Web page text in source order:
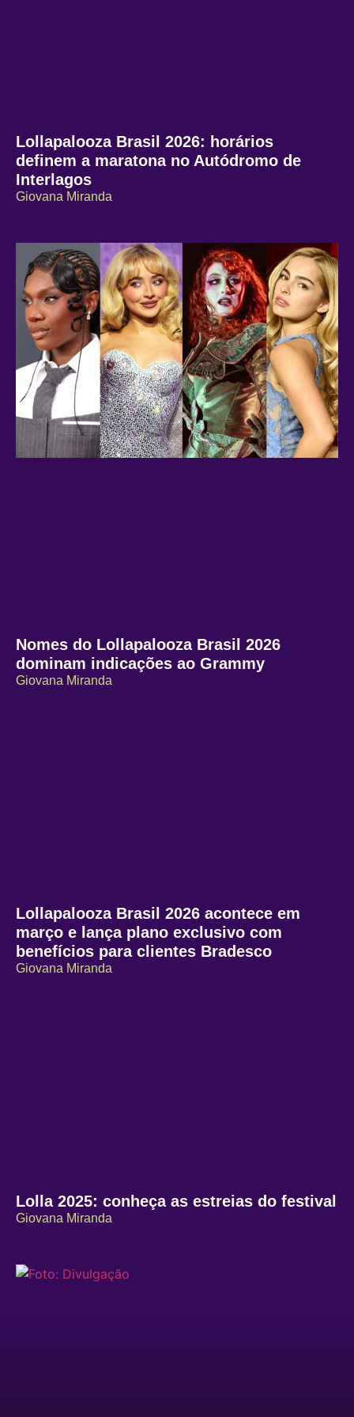
Lollapalooza Brasil 2026: horários
definem a maratona no Autódromo de
Interlagos
Giovana Miranda
Nomes do Lollapalooza Brasil 2026
dominam indicações ao Grammy
Giovana Miranda
Lollapalooza Brasil 2026 acontece em
março e lança plano exclusivo com
benefícios para clientes Bradesco
Giovana Miranda
Lolla 2025: conheça as estreias do festival
Giovana Miranda